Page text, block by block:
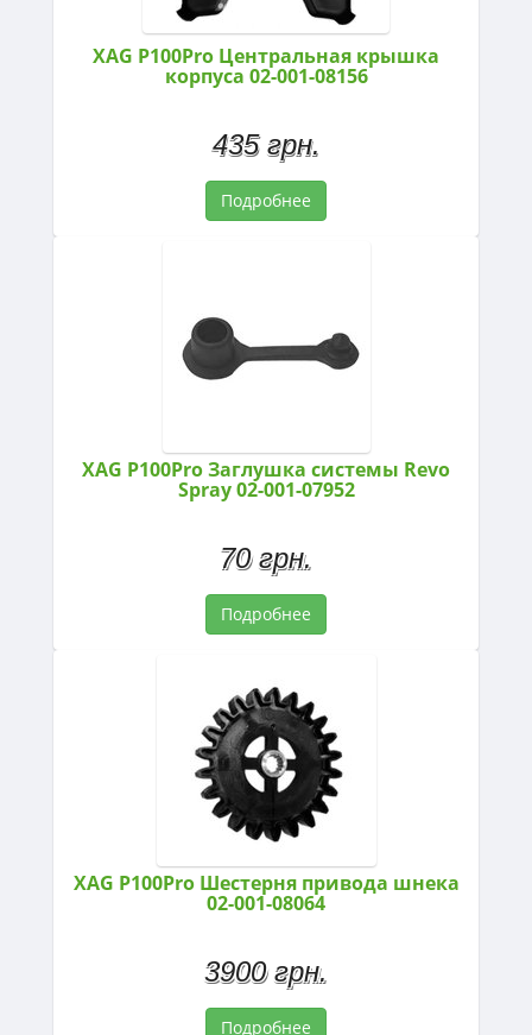
XAG P100Pro Центральная крышка
корпуса 02-001-08156
435 грн.
Подробнее
XAG P100Pro Заглушка системы Revo
Spray 02-001-07952
70 грн.
Подробнее
XAG P100Pro Шестерня привода шнека
02-001-08064
3900 грн.
Подробнее